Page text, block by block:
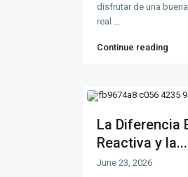
disfrutar de una
real ...
Continue reading
La Diferencia
Reactiva y la...
June 23, 2026